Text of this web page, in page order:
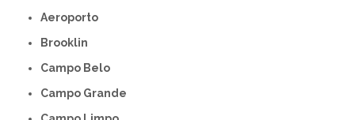
Aeroporto
Brooklin
Campo Belo
Campo Grande